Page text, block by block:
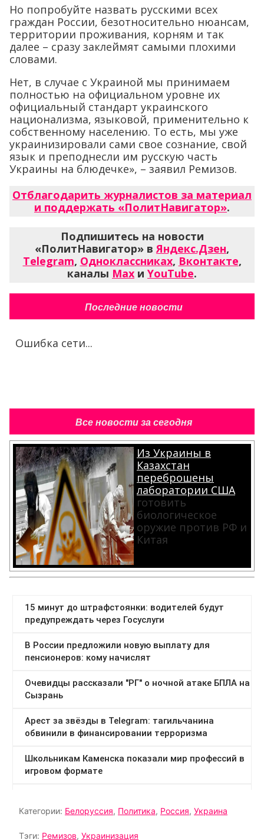
Но попробуйте назвать русскими всех
граждан России, безотносительно нюансам,
территории проживания, корням и так
далее – сразу заклеймят самыми плохими
словами.
Нет, в случае с Украиной мы принимаем
полностью на официальном уровне их
официальный стандарт украинского
национализма, языковой, применительно к
собственному населению. То есть, мы уже
украинизировали сами свое сознание, свой
язык и преподнесли им русскую часть
Украины на блюдечке», – заявил Ремизов.
Отблагодарить журналистов за материал
и поддержать «ПолитНавигатор».
Подпишитесь на новости
«ПолитНавигатор» в Яндекс.Дзен,
Telegram, Одноклассниках, Вконтакте,
каналы Max и YouTube.
Последние новости
Ошибка сети...
Все новости за сегодня
Из Украины в
Казахстан
переброшены
лаборатории США
готовить
биологическое
оружие против РФ и
Китая
Категории: Белоруссия, Политика, Россия, Украина
Тэги: Ремизов, Украинизация